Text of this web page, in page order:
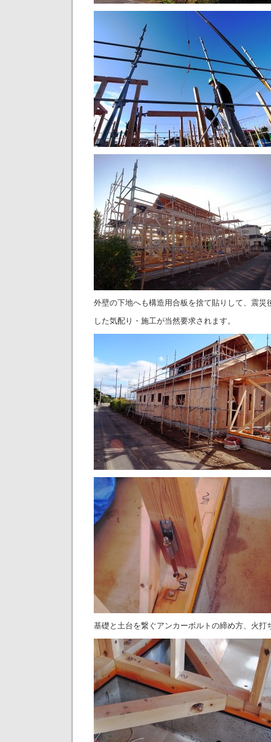
外壁の下地へも構造用合板を捨て貼りして、震災
した気配り・施工が当然要求されます。
基礎と土台を繋ぐアンカーボルトの締め方、火打